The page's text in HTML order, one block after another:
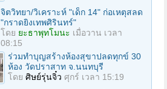
จิตวิทยา/วิเคราะห์ "เด็ก 14" ก่อเหตุสลด
"กราดยิงเทพศิรินทร์"
โดย ยะธาพุทโมนะ เมื่อวาน เวลา
08:15
ร่วมทําบุญสร้างห้องสุขาปลดทุกข์ 30
ห้อง วัดปราสาท จ.นนทบุรี
โดย ศิษย์รุ่นจิ๋ว ศุกร์ เวลา 15:19